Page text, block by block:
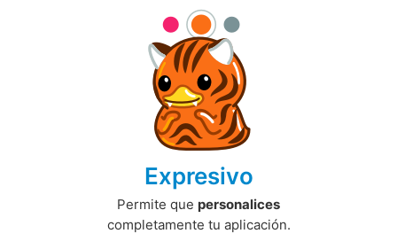
Expresivo
Permite que personalices
completamente tu aplicación.